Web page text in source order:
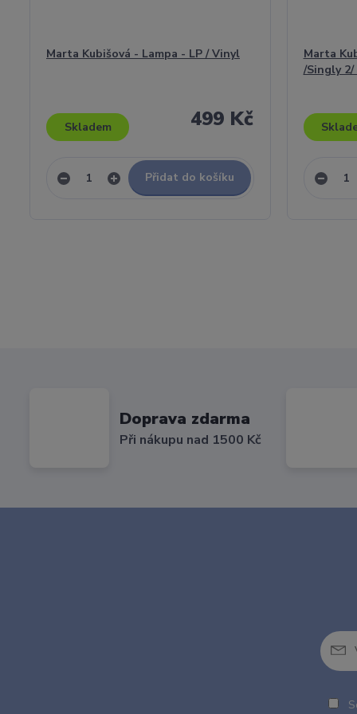
Marta Kubišová - Lampa - LP / Vinyl
499 Kč
Skladem
Přidat do košíku
Marta
/Singly 2/
Doprava zdarma
Při nákupu nad 1500 Kč